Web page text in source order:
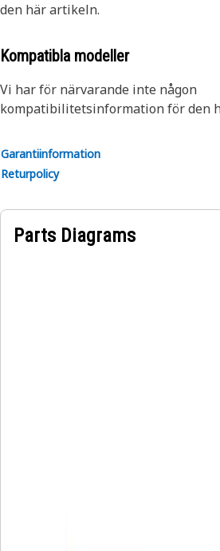
den här artikeln.
Kompatibla modeller
Vi har för närvarande inte någon
kompatibilitetsinformation för den
Garantiinformation
Returpolicy
Parts Diagrams